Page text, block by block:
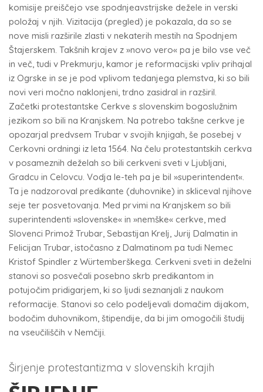
komisije preiščejo vse spodnjeavstrijske dežele in verski
položaj v njih. Vizitacija (pregled) je pokazala, da so se
nove misli razširile zlasti v nekaterih mestih na Spodnjem
Štajerskem. Takšnih krajev z »novo vero« pa je bilo vse več
in več, tudi v Prekmurju, kamor je reformacijski vpliv prihajal
iz Ogrske in se je pod vplivom tedanjega plemstva, ki so bili
novi veri močno naklonjeni, trdno zasidral in razširil.
Začetki protestantske Cerkve s slovenskim bogoslužnim
jezikom so bili na Kranjskem. Na potrebo takšne cerkve je
opozarjal predvsem Trubar v svojih knjigah, še posebej v
Cerkovni ordningi iz leta 1564. Na čelu protestantskih cerkva
v posameznih deželah so bili cerkveni sveti v Ljubljani,
Gradcu in Celovcu. Vodja le-teh pa je bil »superintendent«.
Ta je nadzoroval predikante (duhovnike) in skliceval njihove
seje ter posvetovanja. Med prvimi na Kranjskem so bili
superintendenti »slovenske« in »nemške« cerkve, med
Slovenci Primož Trubar, Sebastijan Krelj, Jurij Dalmatin in
Felicijan Trubar, istočasno z Dalmatinom pa tudi Nemec
Kristof Spindler z Würtemberškega. Cerkveni sveti in deželni
stanovi so posvečali posebno skrb predikantom in
potujočim pridigarjem, ki so ljudi seznanjali z naukom
reformacije. Stanovi so celo podeljevali domačim dijakom,
bodočim duhovnikom, štipendije, da bi jim omogočili študij
na vseučiliščih v Nemčiji.
Širjenje protestantizma v slovenskih krajih